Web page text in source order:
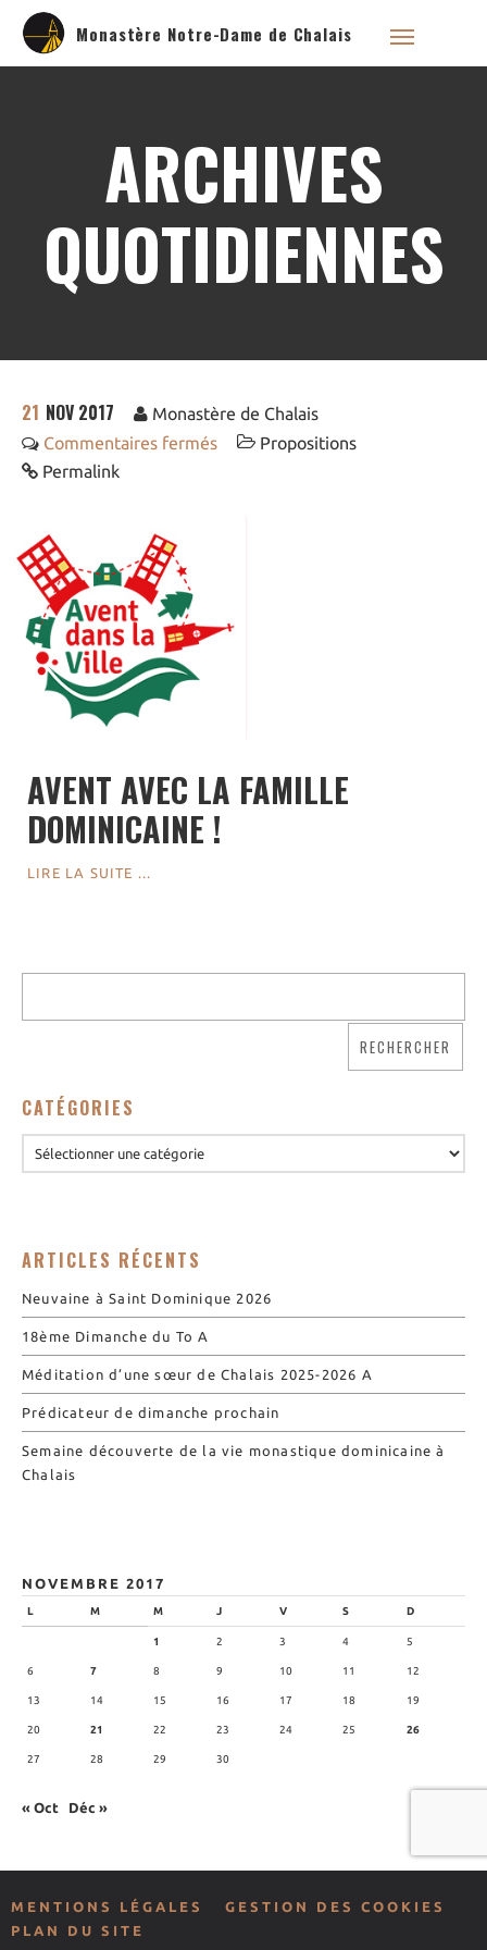
Monastère Notre-Dame de Chalais
Qui sommes nous ?
Saint Dominique
La famille dominicaine
Devenir moniale
dominicaine
Les restaurations de
l’église de Chalais
Visite symbolique de
Covoiturage
Dernières conférences
ARCHIVES
QUOTIDIENNES
21 NOV 2017
Monastère de Chalais
Commentaires fermés
Propositions
Permalink
AVENT AVEC LA FAMILLE
DOMINICAINE !
LIRE LA SUITE ...
CATÉGORIES
ARTICLES RÉCENTS
Neuvaine à Saint Dominique 2026
18ème Dimanche du To A
Méditation d’une sœur de Chalais 2025-2026 A
Prédicateur de dimanche prochain
Semaine découverte de la vie monastique dominicaine à
Chalais
NOVEMBRE 2017
L M M J V S D
1 2 3 4 5
6 7 8 9 10 11 12
13 14 15 16 17 18 19
20 21 22 23 24 25 26
27 28 29 30
« Oct Déc »
MENTIONS LÉGALES
GESTION DES COOKIES
PLAN DU SITE